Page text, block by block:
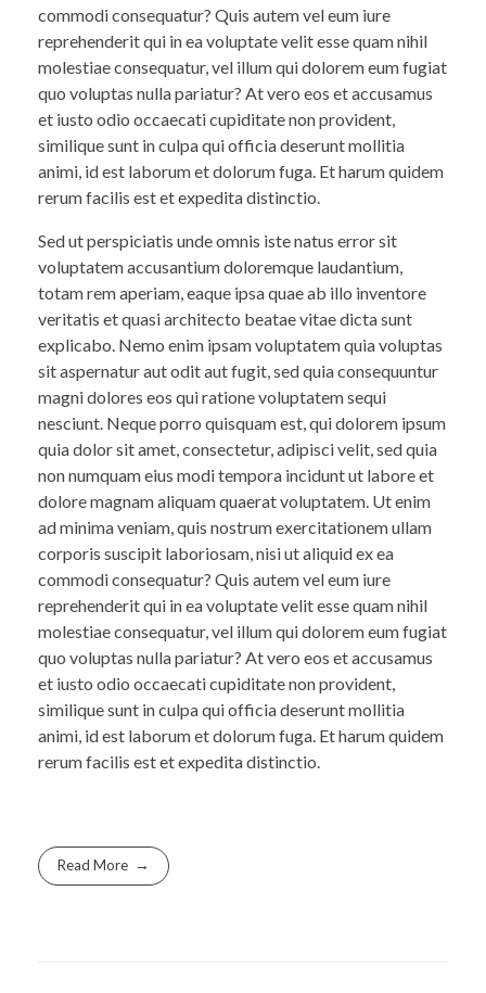
commodi consequatur? Quis autem vel eum iure
reprehenderit qui in ea voluptate velit esse quam nihil
molestiae consequatur, vel illum qui dolorem eum fugiat
quo voluptas nulla pariatur? At vero eos et accusamus
et iusto odio occaecati cupiditate non provident,
similique sunt in culpa qui officia deserunt mollitia
animi, id est laborum et dolorum fuga. Et harum quidem
rerum facilis est et expedita distinctio.
Sed ut perspiciatis unde omnis iste natus error sit
voluptatem accusantium doloremque laudantium,
totam rem aperiam, eaque ipsa quae ab illo inventore
veritatis et quasi architecto beatae vitae dicta sunt
explicabo. Nemo enim ipsam voluptatem quia voluptas
sit aspernatur aut odit aut fugit, sed quia consequuntur
magni dolores eos qui ratione voluptatem sequi
nesciunt. Neque porro quisquam est, qui dolorem ipsum
quia dolor sit amet, consectetur, adipisci velit, sed quia
non numquam eius modi tempora incidunt ut labore et
dolore magnam aliquam quaerat voluptatem. Ut enim
ad minima veniam, quis nostrum exercitationem ullam
corporis suscipit laboriosam, nisi ut aliquid ex ea
commodi consequatur? Quis autem vel eum iure
reprehenderit qui in ea voluptate velit esse quam nihil
molestiae consequatur, vel illum qui dolorem eum fugiat
quo voluptas nulla pariatur? At vero eos et accusamus
et iusto odio occaecati cupiditate non provident,
similique sunt in culpa qui officia deserunt mollitia
animi, id est laborum et dolorum fuga. Et harum quidem
rerum facilis est et expedita distinctio.
Read More